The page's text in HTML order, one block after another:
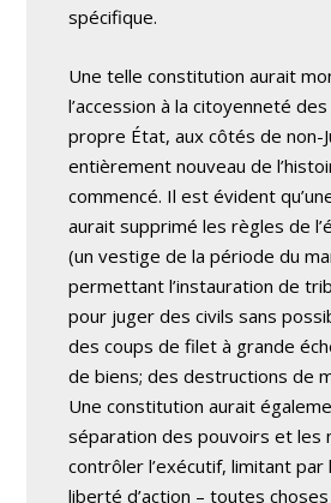
spécifique.
Une telle constitution aurait
l’accession à la citoyenneté
propre État, aux côtés de non-
entièrement nouveau de
commencé. Il est évident
aurait supprimé les règles de
(un vestige de la période du
permettant l’instauration de
pour juger des civils sans
des coups de filet à grande
de biens; des destructions de
Une constitution aurait
séparation des pouvoirs et les
contrôler l’exécutif, limitant par
liberté d’action – toutes